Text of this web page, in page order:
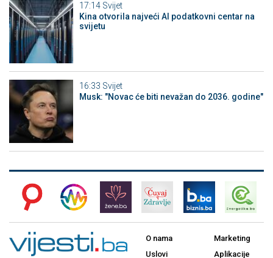
17:14 Svijet
Kina otvorila najveći AI podatkovni centar na
svijetu
16:33 Svijet
Musk: "Novac će biti nevažan do 2036. godine"
O nama
Uslovi
Marketing
Aplikacije